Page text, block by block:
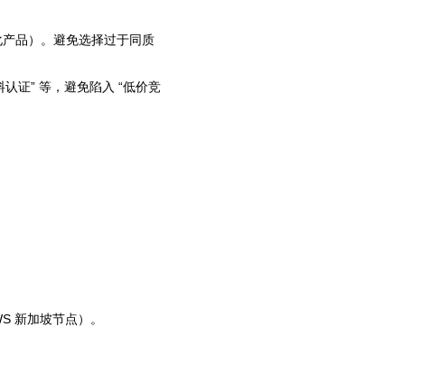
品）。避免选择过于同质
证” 等，避免陷入 “低价竞
新加坡节点）。